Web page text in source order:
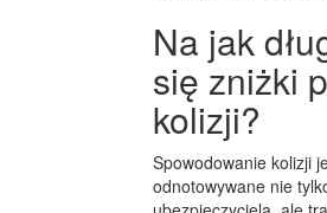
Na jak
się zniżki
kolizji?
Spowodowanie kolizji
odnotowywane nie